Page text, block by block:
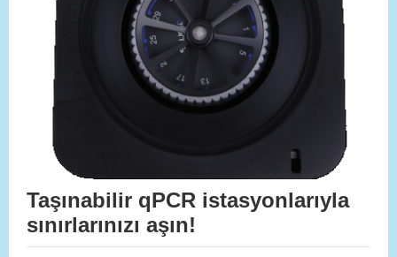
Taşınabilir qPCR istasyonlarıyla
sınırlarınızı aşın!